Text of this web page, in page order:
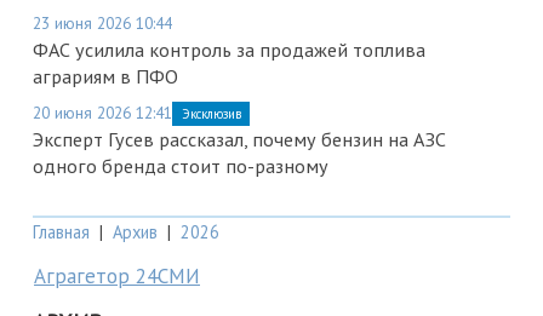
23 июня 2026 10:44
ФАС усилила контроль за продажей топлива
аграриям в ПФО
20 июня 2026 12:41 Эксклюзив
Эксперт Гусев рассказал, почему бензин на АЗС
одного бренда стоит по-разному
Главная | Архив | 2026
Аграгетор 24СМИ